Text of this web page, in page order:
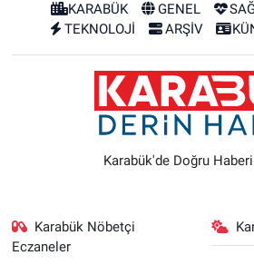
KARABÜK GENEL
TEKNOLOJİ
ARŞİV
Karabük'de Doğru
Karabük Nöbetçi
Eczaneler